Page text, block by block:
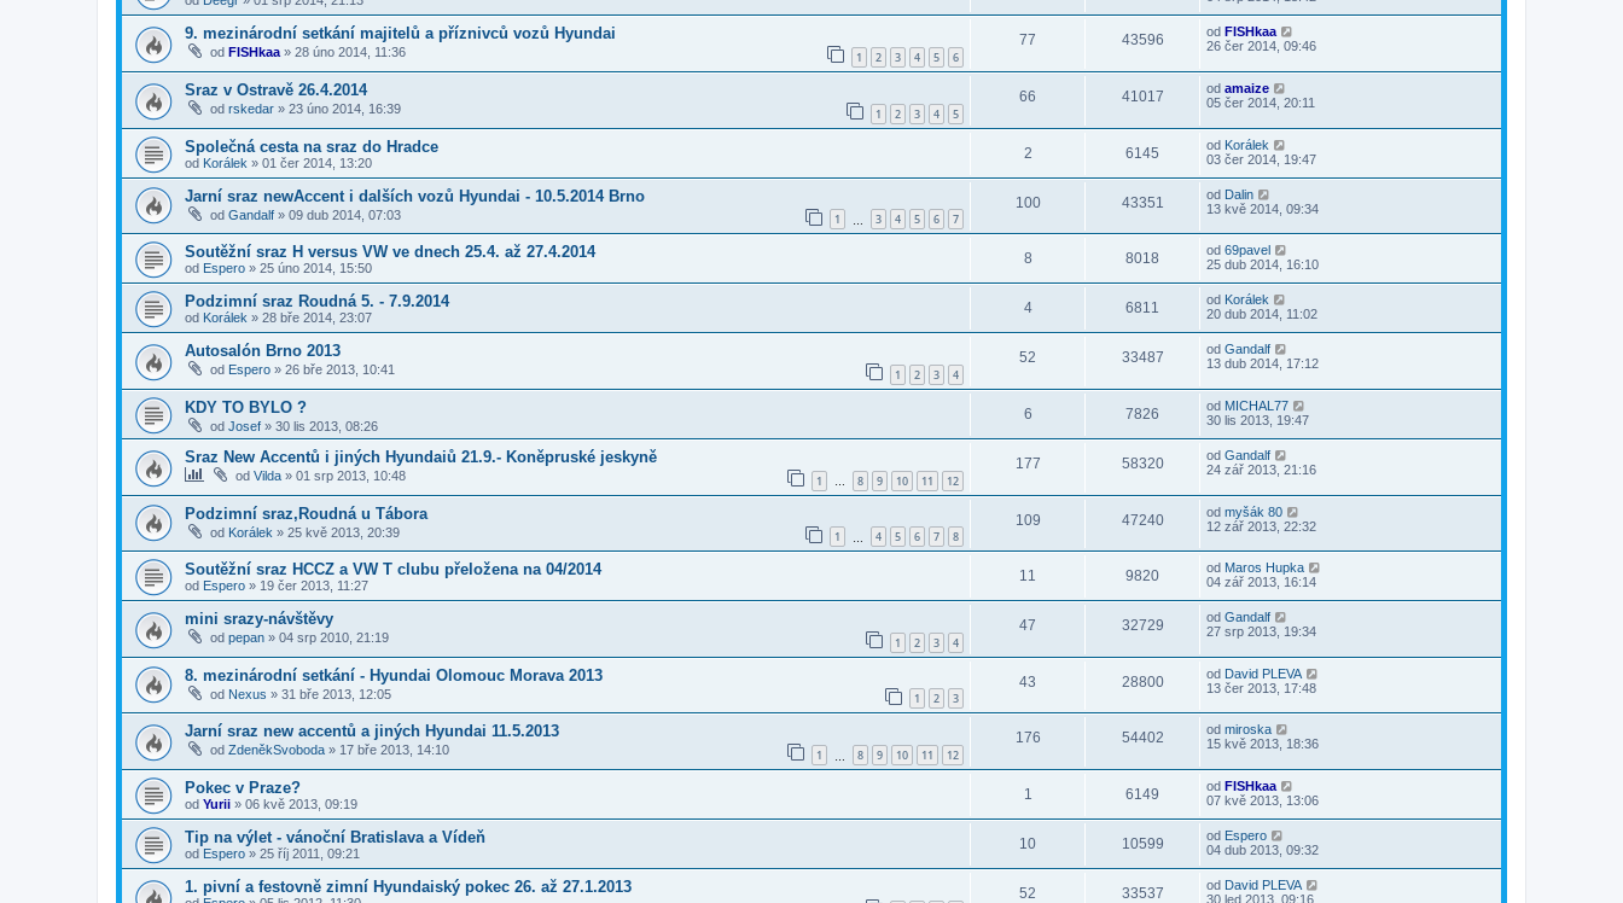
9. mezinárodní setkání majitelů a příznivců vozů Hyundai
od FISHkaa » 28 úno 2014, 11:36 1 2 3 4 5 6
77 43596 od FISHkaa
26 čer 2014, 09:46
Sraz v Ostravě 26.4.2014
od rskedar » 23 úno 2014, 16:39 1 2 3 4 5
66 41017 od amaize
05 čer 2014, 20:11
Společná cesta na sraz do Hradce
od Korálek » 01 čer 2014, 13:20
2 6145 od Korálek
03 čer 2014, 19:47
Jarní sraz newAccent i dalších vozů Hyundai - 10.5.2014 Brno
od Gandalf » 09 dub 2014, 07:03 1 3 4 5 6 7
100 43351 od Dalin
13 kvě 2014, 09:34
Soutěžní sraz H versus VW ve dnech 25.4. až 27.4.2014
od Espero » 25 úno 2014, 15:50
8 8018 od 69pavel
25 dub 2014, 16:10
Podzimní sraz Roudná 5. - 7.9.2014
od Korálek » 28 bře 2014, 23:07
4 6811 od Korálek
20 dub 2014, 11:02
Autosalón Brno 2013
od Espero » 26 bře 2013, 10:41 1 2 3 4
52 33487 od Gandalf
13 dub 2014, 17:12
KDY TO BYLO ?
od Josef » 30 lis 2013, 08:26
6 7826 od MICHAL77
30 lis 2013, 19:47
Sraz New Accentů i jiných Hyundaiů 21.9.- Koněpruské jeskyně
od Vilda » 01 srp 2013, 10:48 1 8 9 10 11 12
177 58320 od Gandalf
24 zář 2013, 21:16
Podzimní sraz,Roudná u Tábora
od Korálek » 25 kvě 2013, 20:39 1 4 5 6 7 8
109 47240 od myšák 80
12 zář 2013, 22:32
Soutěžní sraz HCCZ a VW T clubu přeložena na 04/2014
od Espero » 19 čer 2013, 11:27
11 9820 od Maros Hupka
04 zář 2013, 16:14
mini srazy-návštěvy
od pepan » 04 srp 2010, 21:19 1 2 3 4
47 32729 od Gandalf
27 srp 2013, 19:34
8. mezinárodní setkání - Hyundai Olomouc Morava 2013
od Nexus » 31 bře 2013, 12:05 1 2 3
43 28800 od David PLEVA
13 čer 2013, 17:48
Jarní sraz new accentů a jiných Hyundai 11.5.2013
od ZdeněkSvoboda » 17 bře 2013, 14:10 1 8 9 10 11 12
176 54402 od miroska
15 kvě 2013, 18:36
Pokec v Praze?
od Yurii » 06 kvě 2013, 09:19
1 6149 od FISHkaa
07 kvě 2013, 13:06
Tip na výlet - vánoční Bratislava a Vídeň
od Espero » 25 říj 2011, 09:21
10 10599 od Espero
04 dub 2013, 09:32
1. pivní a festovně zimní Hyundaiský pokec 26. až 27.1.2013 52 33537 od David PLEVA
30 led 2013, 09:16